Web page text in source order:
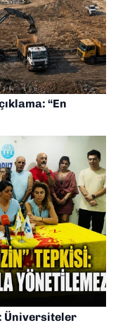
“En
Üniversiteler